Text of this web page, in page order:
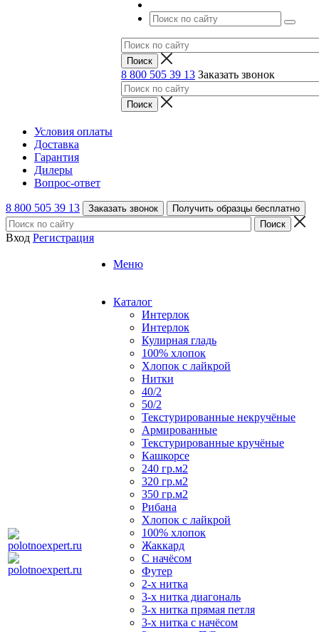
8 800 505 39 13 Заказать звонок
Условия оплаты
Доставка
Гарантия
Дилеры
Вопрос-ответ
8 800 505 39 13 Заказать звонок Получить образцы бесплатно
Вход Регистрация
Меню
Каталог
Интерлок
Интерлок
Кулирная гладь
100% хлопок
Хлопок с лайкрой
Нитки
40/2
50/2
Текстурированные некручёные
Армированные
Текстурированные кручёные
Кашкорсе
240 гр.м2
320 гр.м2
350 гр.м2
Рибана
Хлопок с лайкрой
100% хлопок
Жаккард
С начёсом
Футер
2-х нитка
3-х нитка диагональ
3-х нитка прямая петля
3-х нитка с начёсом